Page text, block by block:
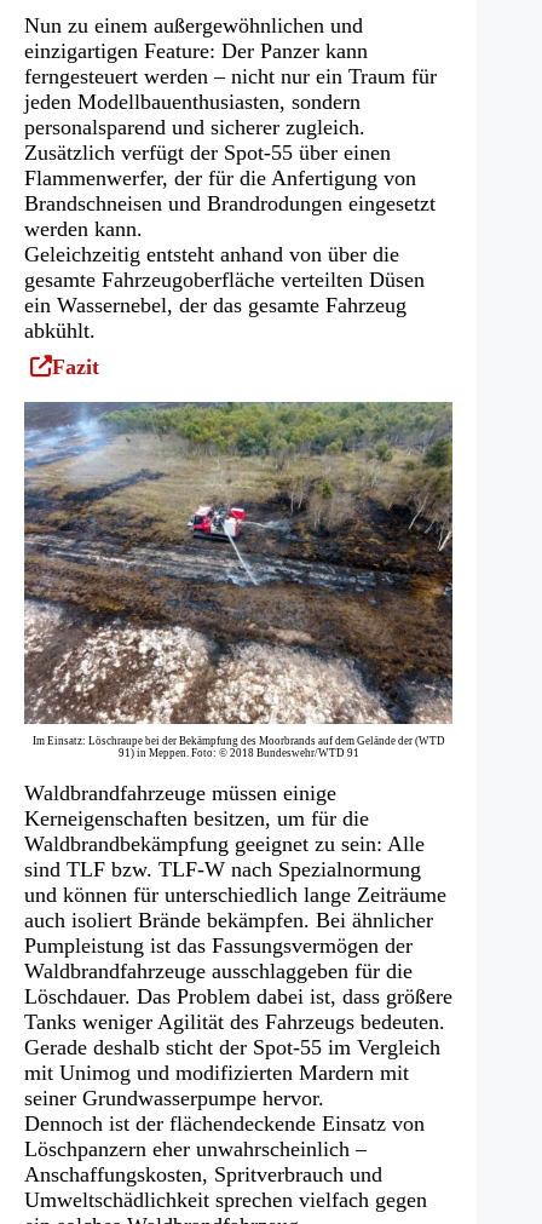
Nun zu einem außergewöhnlichen und
einzigartigen Feature: Der Panzer kann
ferngesteuert werden – nicht nur ein Traum für
jeden Modellbauenthusiasten, sondern
personalsparend und sicherer zugleich.
Zusätzlich verfügt der Spot-55 über einen
Flammenwerfer, der für die Anfertigung von
Brandschneisen und Brandrodungen eingesetzt
werden kann.
Geleichzeitig entsteht anhand von über die
gesamte Fahrzeugoberfläche verteilten Düsen
ein Wassernebel, der das gesamte Fahrzeug
abkühlt.
(Öffnet
einem
neuen
Tab)
Fazit
Im Einsatz: Löschraupe bei der Bekämpfung des Moorbrands auf dem Gelände der (WTD
91) in Meppen. Foto: © 2018 Bundeswehr/WTD 91
Waldbrandfahrzeuge müssen einige
Kerneigenschaften besitzen, um für die
Waldbrandbekämpfung geeignet zu sein: Alle
sind TLF bzw. TLF-W nach Spezialnormung
und können für unterschiedlich lange Zeiträume
auch isoliert Brände bekämpfen. Bei ähnlicher
Pumpleistung ist das Fassungsvermögen der
Waldbrandfahrzeuge ausschlaggeben für die
Löschdauer. Das Problem dabei ist, dass größere
Tanks weniger Agilität des Fahrzeugs bedeuten.
Gerade deshalb sticht der Spot-55 im Vergleich
mit Unimog und modifizierten Mardern mit
seiner Grundwasserpumpe hervor.
Dennoch ist der flächendeckende Einsatz von
Löschpanzern eher unwahrscheinlich –
Anschaffungskosten, Spritverbrauch und
Umweltschädlichkeit sprechen vielfach gegen